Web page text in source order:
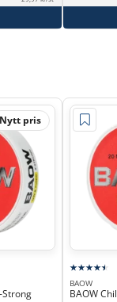
Nytt pris
Strong
BAOW
BAOW